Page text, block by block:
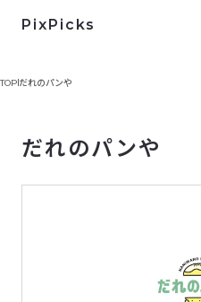
PixPicks
TOP だれのパンや
だれのパンや